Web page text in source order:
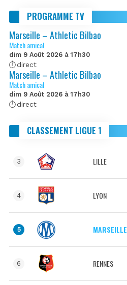
PROGRAMME TV
Marseille – Athletic Bilbao
Match amical
dim 9 Août 2026 à 17h30
direct
Marseille – Athletic Bilbao
Match amical
dim 9 Août 2026 à 17h30
direct
CLASSEMENT LIGUE 1
3 LILLE
4 LYON
5 MARSEILLE
6 RENNES